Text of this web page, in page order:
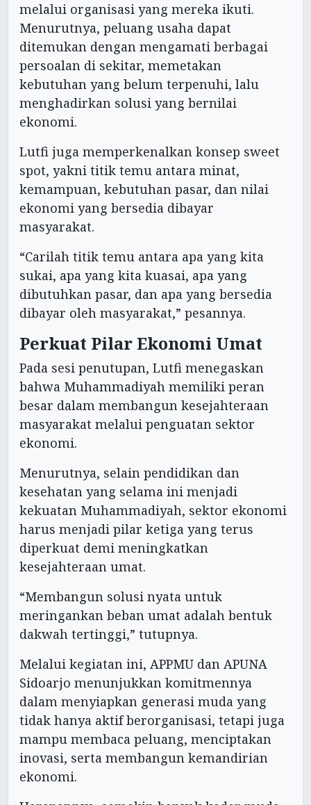
melalui organisasi yang mereka ikuti.
Menurutnya, peluang usaha dapat
ditemukan dengan mengamati berbagai
persoalan di sekitar, memetakan
kebutuhan yang belum terpenuhi, lalu
menghadirkan solusi yang bernilai
ekonomi.
Lutfi juga memperkenalkan konsep sweet
spot, yakni titik temu antara minat,
kemampuan, kebutuhan pasar, dan nilai
ekonomi yang bersedia dibayar
masyarakat.
“Carilah titik temu antara apa yang kita
sukai, apa yang kita kuasai, apa yang
dibutuhkan pasar, dan apa yang bersedia
dibayar oleh masyarakat,” pesannya.
Perkuat Pilar Ekonomi Umat
Pada sesi penutupan, Lutfi menegaskan
bahwa Muhammadiyah memiliki peran
besar dalam membangun kesejahteraan
masyarakat melalui penguatan sektor
ekonomi.
Menurutnya, selain pendidikan dan
kesehatan yang selama ini menjadi
kekuatan Muhammadiyah, sektor ekonomi
harus menjadi pilar ketiga yang terus
diperkuat demi meningkatkan
kesejahteraan umat.
“Membangun solusi nyata untuk
meringankan beban umat adalah bentuk
dakwah tertinggi,” tutupnya.
Melalui kegiatan ini, APPMU dan APUNA
Sidoarjo menunjukkan komitmennya
dalam menyiapkan generasi muda yang
tidak hanya aktif berorganisasi, tetapi juga
mampu membaca peluang, menciptakan
inovasi, serta membangun kemandirian
ekonomi.